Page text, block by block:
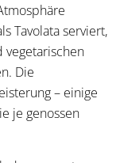
Tavolata serviert,
vegetarischen
Die
– einige
je genossen